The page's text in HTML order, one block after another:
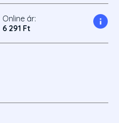
Online ár:
6 291 Ft